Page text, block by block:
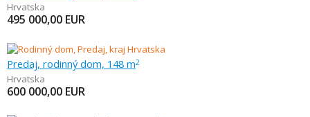
Hrvatska
495 000,00 EUR
Predaj, rodinný dom, 148 m2
Hrvatska
600 000,00 EUR